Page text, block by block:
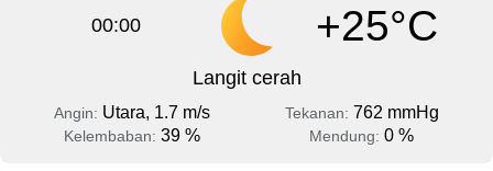
00:00 +25°C
Langit cerah
Angin: Utara, 1.7 m/s Tekanan: 762 mmHg
Kelembaban: 39 % Mendung: 0 %